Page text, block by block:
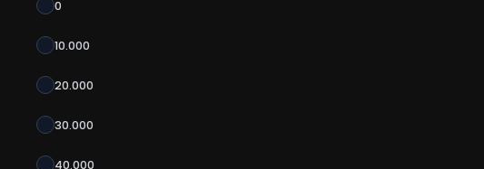
0
10.000
20.000
30.000
40.000